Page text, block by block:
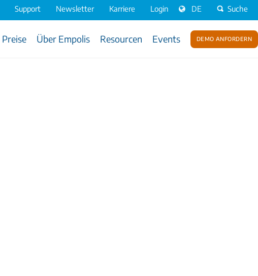
Support Newsletter Karriere Login DE Suche
Preise Über Empolis Resourcen Events Demo anfordern